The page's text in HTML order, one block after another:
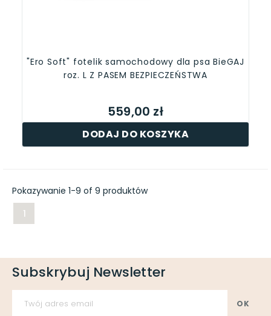
"Ero Soft" fotelik samochodowy dla psa BieGAJ
roz. L Z PASEM BEZPIECZEŃSTWA
559,00 zł
DODAJ DO KOSZYKA
Pokazywanie 1-9 of 9 produktów
1
Subskrybuj Newsletter